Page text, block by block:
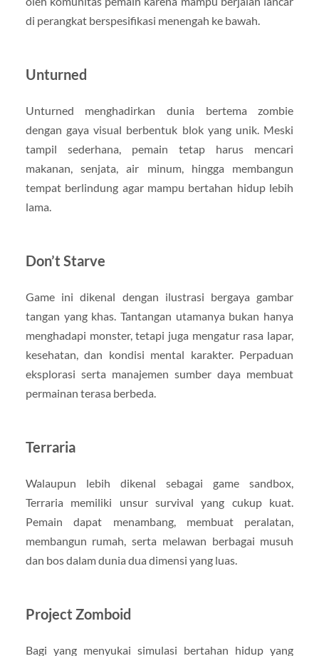
di perangkat berspesifikasi menengah ke bawah.
Unturned
Unturned menghadirkan dunia bertema zombie
dengan gaya visual berbentuk blok yang unik. Meski
tampil sederhana, pemain tetap harus mencari
makanan, senjata, air minum, hingga membangun
tempat berlindung agar mampu bertahan hidup lebih
lama.
Don’t Starve
Game ini dikenal dengan ilustrasi bergaya gambar
tangan yang khas. Tantangan utamanya bukan hanya
menghadapi monster, tetapi juga mengatur rasa lapar,
kesehatan, dan kondisi mental karakter. Perpaduan
eksplorasi serta manajemen sumber daya membuat
permainan terasa berbeda.
Terraria
Walaupun lebih dikenal sebagai game sandbox,
Terraria memiliki unsur survival yang cukup kuat.
Pemain dapat menambang, membuat peralatan,
membangun rumah, serta melawan berbagai musuh
dan bos dalam dunia dua dimensi yang luas.
Project Zomboid
Bagi yang menyukai simulasi bertahan hidup yang